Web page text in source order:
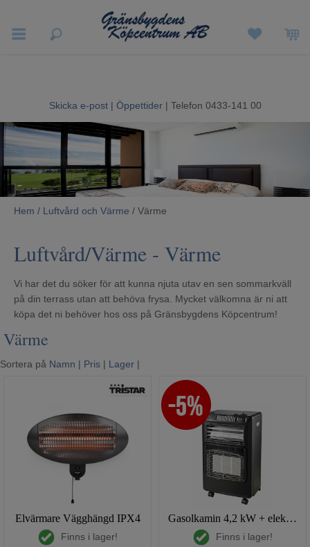
Sommarrea
Vitvaror
Hushållsapparater
Ljud & Bild
Hem & Fritid
Kundtjänst
Mina sidor
Skicka e-post | Öppettider| Telefon 0433-141 00
Hem / Luftvård och Värme / Värme
Luftvård/Värme - Värme
Vi har det du söker för att kunna njuta utav en sen sommarkväll
på din terrass utan att behöva frysa. Mycket välkomna är ni att
köpa det ni behöver hos oss på Gränsbygdens Köpcentrum!
Värme
Sortera på Namn | Pris | Lager |
Elvärmare Vägghängd IPX4
Finns i lager!
Gasolkamin 4,2 kW + elektrisk
Finns i lager!